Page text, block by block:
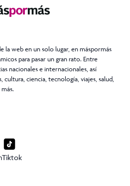
web en un solo lugar, en máspormás
para pasar un gran rato. Entre
nacionales e internacionales, así
ciencia, tecnología, viajes, salud,
Tiktok